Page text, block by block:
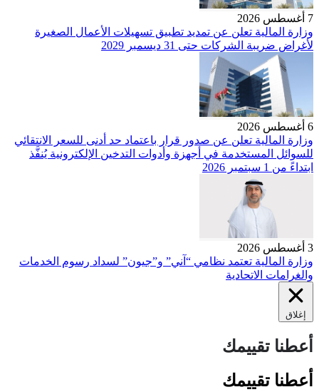
7 أغسطس 2026
وزارة المالية تعلن عن تمديد تطبيق تسهيلات الأعمال الصغيرة
لأغراض ضريبة الشركات حتى 31 ديسمبر 2029
6 أغسطس 2026
وزارة المالية تعلن عن صدور قرار باعتماد حد أدنى للسعر الانتقائي
للسوائل المستخدمة في أجهزة وأدوات التدخين الإلكترونية يُنفَّذ
ابتداءً من 1 سبتمبر 2026
3 أغسطس 2026
وزارة المالية تعتمد نظامي “آني” و”جيون” لسداد رسوم الخدمات
والغرامات الاتحادية
إغلاق
أعطنا تقييمك
أعطنا تقييمك